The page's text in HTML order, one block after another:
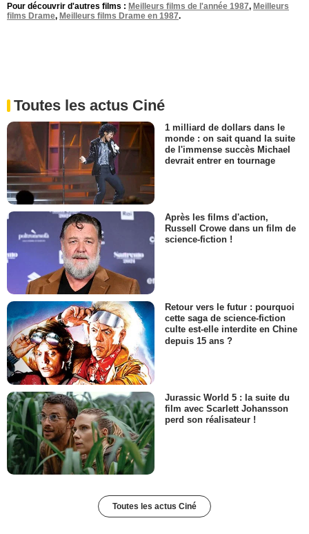
Pour découvrir d'autres films : Meilleurs films de l'année 1987, Meilleurs
films Drame, Meilleurs films Drame en 1987.
Toutes les actus Ciné
1 milliard de dollars dans le
monde : on sait quand la suite
de l'immense succès Michael
devrait entrer en tournage
Après les films d'action,
Russell Crowe dans un film de
science-fiction !
Retour vers le futur : pourquoi
cette saga de science-fiction
culte est-elle interdite en Chine
depuis 15 ans ?
Jurassic World 5 : la suite du
film avec Scarlett Johansson
perd son réalisateur !
Toutes les actus Ciné